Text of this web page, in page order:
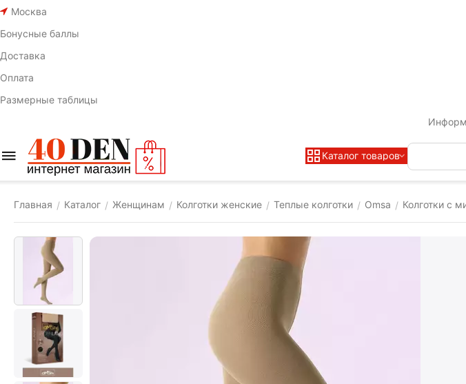
Москва
Бонусные баллы
Доставка
Оплата
Размерные таблицы
Каталог товаров
Главная / Каталог / Женщинам / Колготки женские / Теплые колготки / Omsa / Колготки c